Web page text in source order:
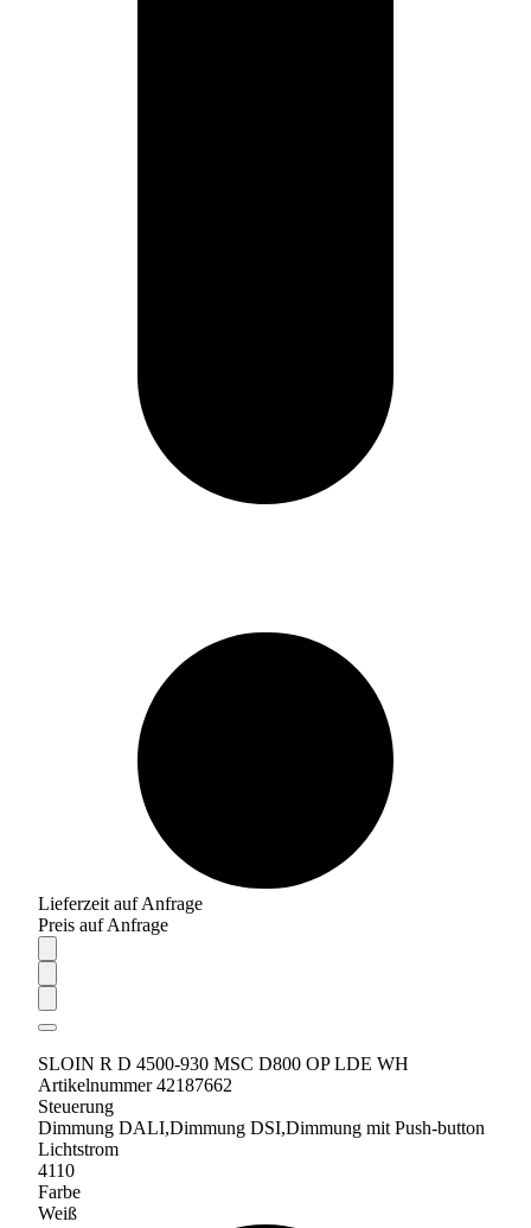
Lieferzeit auf Anfrage
Preis auf Anfrage
SLOIN R D 4500-930 MSC D800 OP LDE WH
Artikelnummer 42187662
Steuerung
Dimmung DALI,Dimmung DSI,Dimmung mit Push-button
Lichtstrom
4110
Farbe
Weiß